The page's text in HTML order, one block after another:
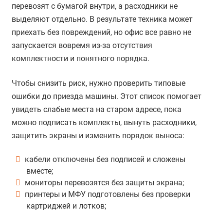
перевозят с бумагой внутри, а расходники не
выделяют отдельно. В результате техника может
приехать без повреждений, но офис все равно не
запускается вовремя из-за отсутствия
комплектности и понятного порядка.
Чтобы снизить риск, нужно проверить типовые
ошибки до приезда машины. Этот список помогает
увидеть слабые места на старом адресе, пока
можно подписать комплекты, вынуть расходники,
защитить экраны и изменить порядок выноса:
кабели отключены без подписей и сложены
вместе;
мониторы перевозятся без защиты экрана;
принтеры и МФУ подготовлены без проверки
картриджей и лотков;